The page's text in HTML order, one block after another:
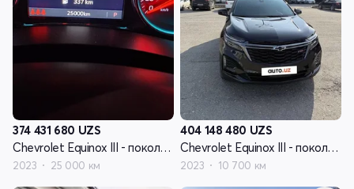
374 431 680 UZS
Chevrolet Equinox III - поколение рестайлинг
2023 25 000 км
404 148 480 UZS
Chevrolet Equinox III - поколение рестайлинг
2023 10 700 км